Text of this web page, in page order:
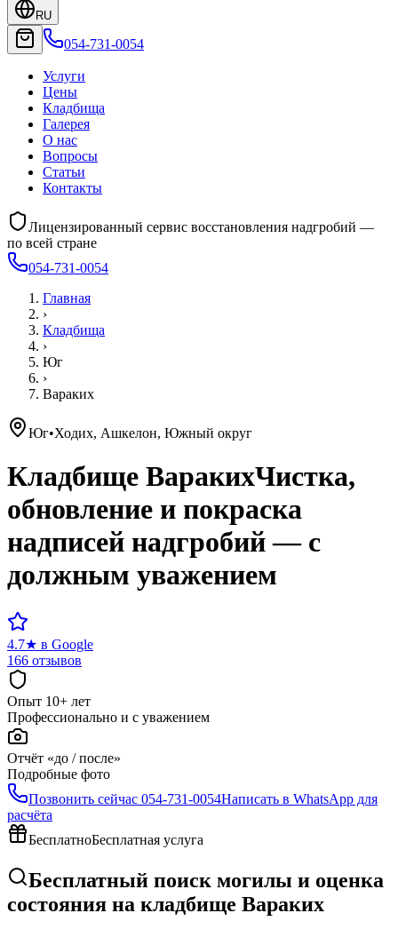
RU
054-731-0054
Услуги
Цены
Кладбища
Галерея
О нас
Вопросы
Статьи
Контакты
Лицензированный сервис восстановления надгробий —
по всей стране
054-731-0054
Главная
›
Кладбища
›
Юг
›
Вараких
Юг•Ходих, Ашкелон, Южный округ
Кладбище ВаракихЧистка,
обновление и покраска
надписей надгробий — с
должным уважением
4.7★ в Google
166 отзывов
Опыт 10+ лет
Профессионально и с уважением
Отчёт «до / после»
Подробные фото
Позвонить сейчас 054-731-0054Написать в WhatsApp для
расчёта
БесплатноБесплатная услуга
Бесплатный поиск могилы и оценка
состояния на кладбище Вараких